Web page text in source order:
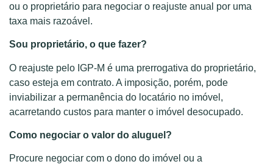
ou o proprietário para negociar o reajuste anual por uma
taxa mais razoável.
Sou proprietário, o que fazer?
O reajuste pelo IGP-M é uma prerrogativa do proprietário,
caso esteja em contrato. A imposição, porém, pode
inviabilizar a permanência do locatário no imóvel,
acarretando custos para manter o imóvel desocupado.
Como negociar o valor do aluguel?
Procure negociar com o dono do imóvel ou a